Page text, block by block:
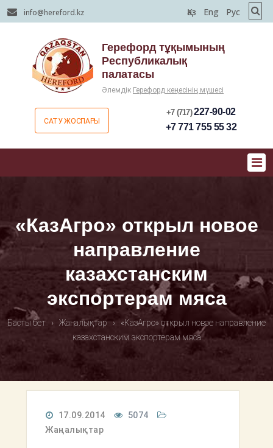
info@hereford.kz Қаз Eng Рус
Герефорд тұқымының
Республикалық
палатасы
Әлемдік Герефорд кеңесінің мүшесі
САТУ ЖОСПАРЫ
+7 (717)227-90-02
+7 771 755 55 32
«КазАгро» открыл новое
направление
казахстанским
экспортерам мяса
Басты бет › Жаңалықтар ›
«КазАгро» открыл новое направление
казахстанским экспортерам мяса
17.09.2014
5074
Жаңалықтар